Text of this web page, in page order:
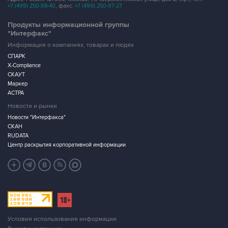
+7 (499) 250-98-40, факс: +7 (499) 250-97-27
Продукты информационной группы
"Интерфакс"
Информация о компаниях, товарах и людях
СПАРК
X-Compliance
СКАУТ
Маркер
АСТРА
Новости и рынки
Новости "Интерфакса"
СКАН
RUDATA
Центр раскрытия корпоративной информации
Условия использования информации